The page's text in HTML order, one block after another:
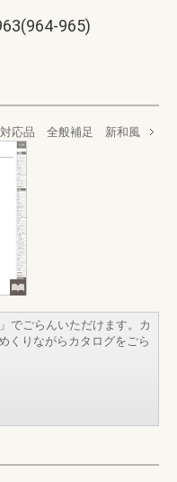
965)
対応品 全般補足 新和風
でごらんいただけます。カ
くりながらカタログをごら